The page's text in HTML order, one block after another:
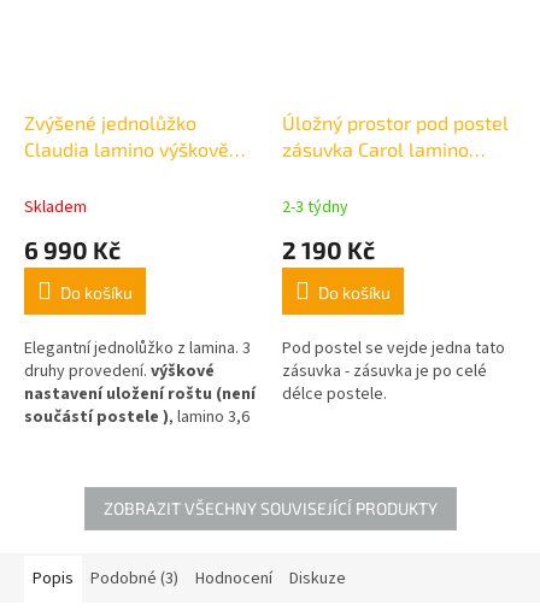
Zvýšené jednolůžko
Claudia lamino výškově
cm
Skladem
6 990 Kč
Do košíku
Elegantní jednolůžko z lamina. 3
druhy provedení. výškové
nastavení uložení roštu (není
součástí postele ), lamino 3,6
Úložný prostor pod postel
zásuvka Carol lamino
2-3 týdny
2 190 Kč
Do košíku
Pod postel se vejde jedna tato
zásuvka - zásuvka je po celé
délce postele.
ZOBRAZIT VŠECHNY SOUVISEJÍCÍ PRODUKTY
Popis Podobné (3) Hodnocení Diskuze